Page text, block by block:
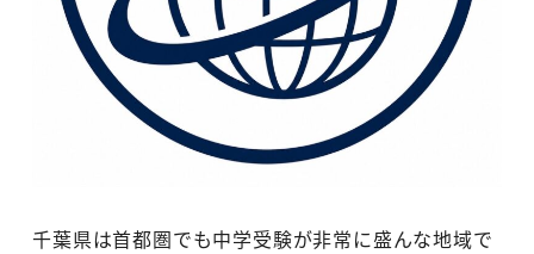
千葉県は首都圏でも中学受験が非常に盛んな地域で